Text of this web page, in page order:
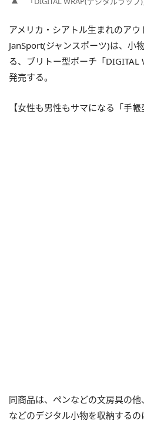
アメリカ・シアトル生まれのア
JanSport(ジャンスポーツ)は、小
る、ブリトー型ポーチ「DIGITAL
発売する。
【女性も男性もサマになる「手帳
同商品は、ペンなどの文房具の
などのデジタル小物を収納する